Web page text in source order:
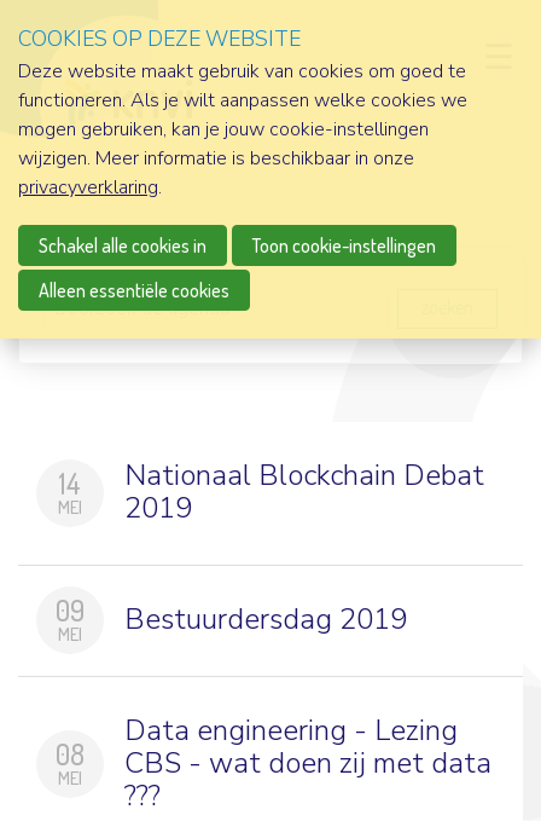
14
MEI
Nationaal Blockchain Debat
2019
09
MEI Bestuurdersdag 2019
08
MEI
Data engineering - Lezing
CBS - wat doen zij met data
???
COOKIES OP DEZE WEBSITE
Deze website maakt gebruik van cookies om goed te
functioneren. Als je wilt aanpassen welke cookies we
mogen gebruiken, kan je jouw cookie-instellingen
wijzigen. Meer informatie is beschikbaar in onze
privacyverklaring.
Schakel alle cookies in
Toon cookie-instellingen
Alleen essentiële cookies